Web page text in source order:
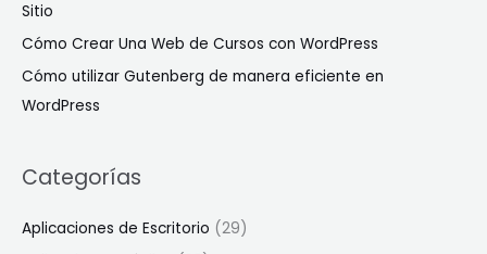
r
:
Sitio
Cómo Crear Una Web de Cursos con WordPress
Cómo utilizar Gutenberg de manera eficiente en
WordPress
Categorías
Aplicaciones de Escritorio (29)